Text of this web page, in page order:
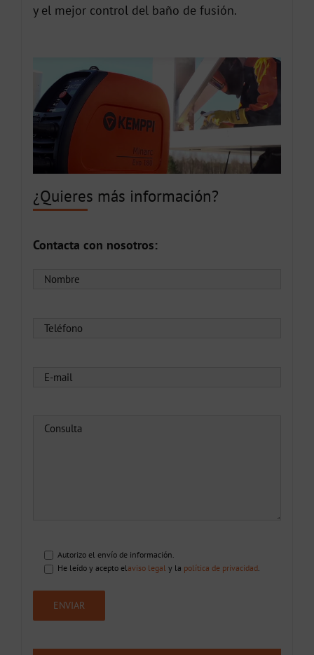
y el mejor control del baño de fusión.
¿Quieres más información?
Contacta con nosotros:
Autorizo el envío de información.
He leído y acepto elaviso legal y la política de privacidad.